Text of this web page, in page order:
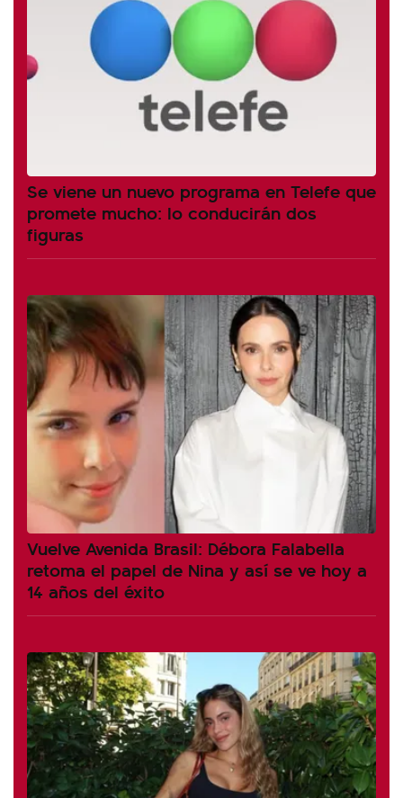
Se viene un nuevo programa en Telefe que
promete mucho: lo conducirán dos
figuras
Vuelve Avenida Brasil: Débora Falabella
retoma el papel de Nina y así se ve hoy a
14 años del éxito